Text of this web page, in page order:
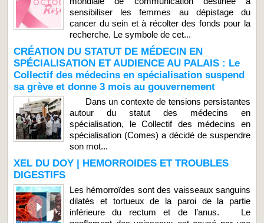
sensibiliser les femmes au dépistage du
cancer du sein et à récolter des fonds pour la
recherche. Le symbole de cet...
CRÉATION DU STATUT DE MÉDECIN EN
SPÉCIALISATION ET AUDIENCE AU PALAIS : Le
Collectif des médecins en spécialisation suspend
sa grève et donne 3 mois au gouvernement
Dans un contexte de tensions persistantes
autour du statut des médecins en
spécialisation, le Collectif des médecins en
spécialisation (Comes) a décidé de suspendre
son mot...
XEL DU DOY | HEMORROIDES ET TROUBLES
DIGESTIFS
Les hémorroïdes sont des vaisseaux sanguins
dilatés et tortueux de la paroi de la partie
inférieure du rectum et de l’anus. Le